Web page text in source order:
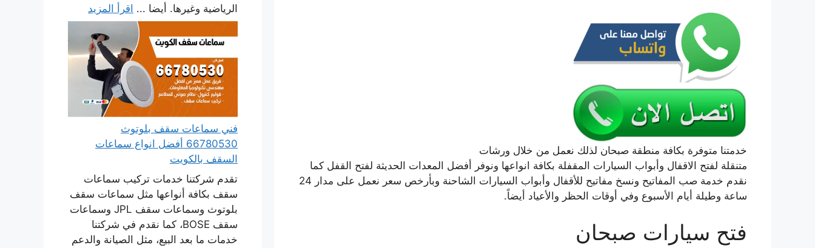
خدمتنا متوفرة بكافة منطقة صبحان لذلك نعمل من خلال ورشات
متنقلة لفتح الاقفال وأبواب السيارات المقفلة بكافة انواعها ونوفر أفضل المعدات الحديثة لفتح القفل كما
نقدم خدمة صب المفاتيح ونسخ مفاتيح للأقفال وأبواب السيارات الشاحنة وبأرخص سعر نعمل على مدار 24
ساعة وطيلة أيام الأسبوع وفي أوقات الحظر والأعياد أيضاً.
فتح سيارات صبحان
الرياضية وغيرها. أيضا ... اقرأ المزيد
فني سماعات سقف بلوتوث
66780530 أفضل انواع سماعات
السقف بالكويت
تقدم شركتنا خدمات تركيب سماعات
سقف بكافة أنواعها مثل سماعات سقف
بلوتوث وسماعات سقف JPL وسماعات
سقف BOSE، كما نقدم في شركتنا
خدمات ما بعد البيع، مثل الصيانة والدعم